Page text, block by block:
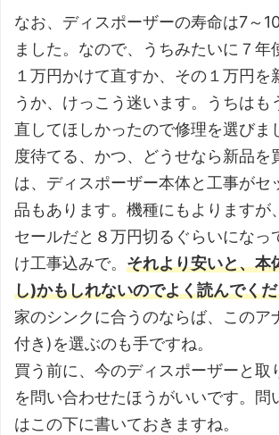
なお、ディスポーザーの寿命は7～
ました。なので、うちみたいに７年
１万円かけて直すか、その１万円を
うか、けっこう迷います。うちはも
直してほしかったので修理を選びま
度待てる、かつ、どうせなら新品を
は、ディスポーザー本体と工事がセ
品もあります。機種にもよりますが
セールだと８万円切るぐらいになっ
け工事込みで。 それより安いと、本
し)かもしれないのでよく読んでく
家のシンクに合うのならば、このア
付き)を選ぶのも手ですね。
買う前に、今のディスポーザーと取
を問い合わせたほうがいいです。問
はこの下に書いておきますね。